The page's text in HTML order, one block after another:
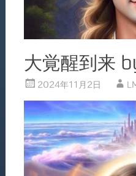
大覚醒到来
2024年11月2日